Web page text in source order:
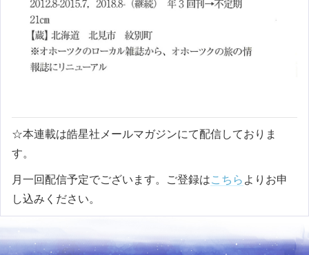
☆本連載は皓星社メールマガジンにて配信しておりま
す。
月一回配信予定でございます。ご登録はこちら よりお申
し込みください。